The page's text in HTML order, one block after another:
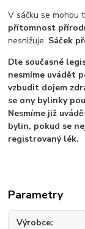
V sáčku se mohou
přítomnost
nesnižuje. Sáček
Dle současné
nesmíme uvádět
vzbudit dojem
se ony bylinky
Nesmíme již
bylin, pokud se
registrovaný lék.
Parametry
Výrobce